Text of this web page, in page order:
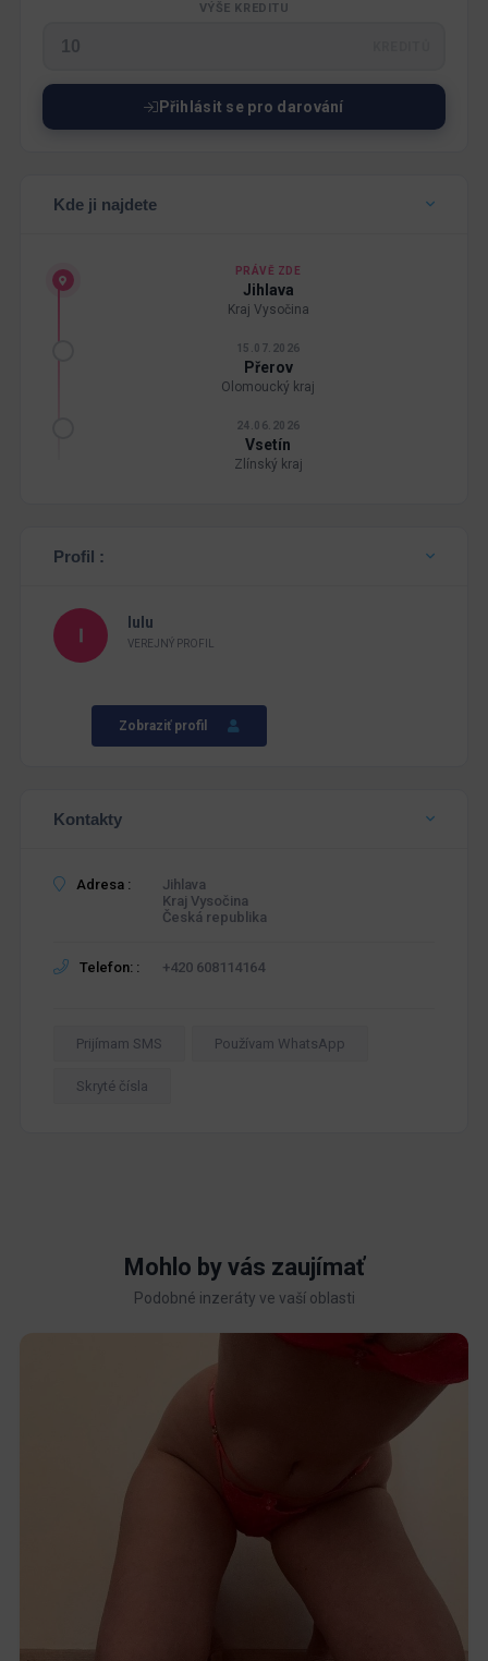
VÝŠE KREDITU
Přihlásit se pro darování
Kde ji najdete
PRÁVĚ ZDE
Jihlava
Kraj Vysočina
15.07.2026
Přerov
Olomoucký kraj
24.06.2026
Vsetín
Zlínský kraj
Profil :
lulu
VEREJNÝ PROFIL
Zobraziť profil
Kontakty
Adresa :
Jihlava
Kraj Vysočina
Česká republika
Telefon: : +420 608114164
Prijímam SMS Používam WhatsApp
Skryté čísla
Mohlo by vás zaujímať
Podobné inzeráty ve vaší oblasti